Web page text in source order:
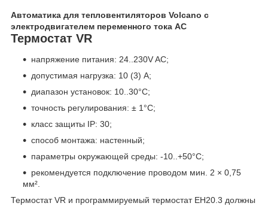
Автоматика для тепловентиляторов Volcano с
электродвигателем переменного тока AC
Термостат VR
напряжение питания: 24..230V AC;
допустимая нагрузка: 10 (3) A;
диапазон установок: 10..30°C;
точность регулирования: ± 1°C;
класс защиты IP: 30;
способ монтажа: настенный;
параметры окружающей среды: -10..+50°C;
рекомендуется подключение проводом мин. 2 × 0,75
мм².
Термостат VR и программируемый термостат EH20.3 должны